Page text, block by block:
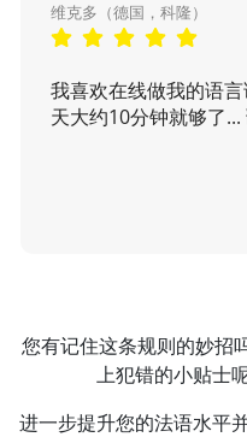
维克多（德国，科隆）
我喜欢在线做我的语
天大约10分钟就够了...
您有记住这条规则的妙招
上犯错的小贴士
进一步提升您的法语水平